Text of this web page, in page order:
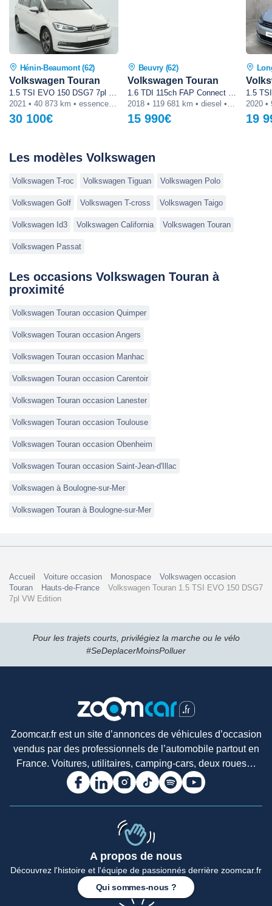
Hénin-Beaumont (62)
Volkswagen Touran
1.5 TSI EVO 150 DSG7 7pl Carat
2021 • 40 873 km • essence • automatique
30 100€
Beuvry (62)
Volkswagen Touran
1.6 TDI 115ch FAP Connect 7 places Euro6d-T
2018 • 119 681 km • diesel • manuelle
15 990€ 19
Les modèles Volkswagen
Volkswagen T-roc Volkswagen Tiguan Volkswagen Polo
Volkswagen Golf Volkswagen T-cross Volkswagen Taigo
Volkswagen Id3 Volkswagen California Volkswagen Touran
Volkswagen Passat
Les occasions Volkswagen Touran à
proximité
Volkswagen Touran occasion Quimper
Volkswagen Touran occasion Angers
Volkswagen Touran occasion Manhac
Volkswagen Touran occasion Carentoir
Volkswagen Touran occasion Lanester
Volkswagen Touran occasion Toulouse
Volkswagen Touran occasion Obenheim
Volkswagen Touran occasion Saint-Jean-d'Illac
Volkswagen à Boulogne-sur-Mer
Volkswagen Touran à Boulogne-sur-Mer
Accueil Voiture occasion Monospace
Volkswagen occasion
Touran
Hauts-de-France
Volkswagen Touran 1.5 TSI EVO 150 DSG7
7pl VW Edition
Pour les trajets courts, privilégiez la marche ou le vélo
#SeDeplacerMoinsPolluer
Zoomcar.fr est un site d’annonces de véhicules d’occasion
vendus par des professionnels de l’automobile partout en
France. Voitures, utilitaires, camping-cars, deux roues…
A propos de nous
Découvrez l'histoire et l'équipe de passionnés derrière zoomcar.fr
Qui sommes-nous ?